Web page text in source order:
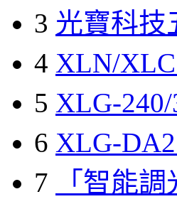
3 光寶科技
4 XLN/
5 XLG-
6 XLG-
7
「智能